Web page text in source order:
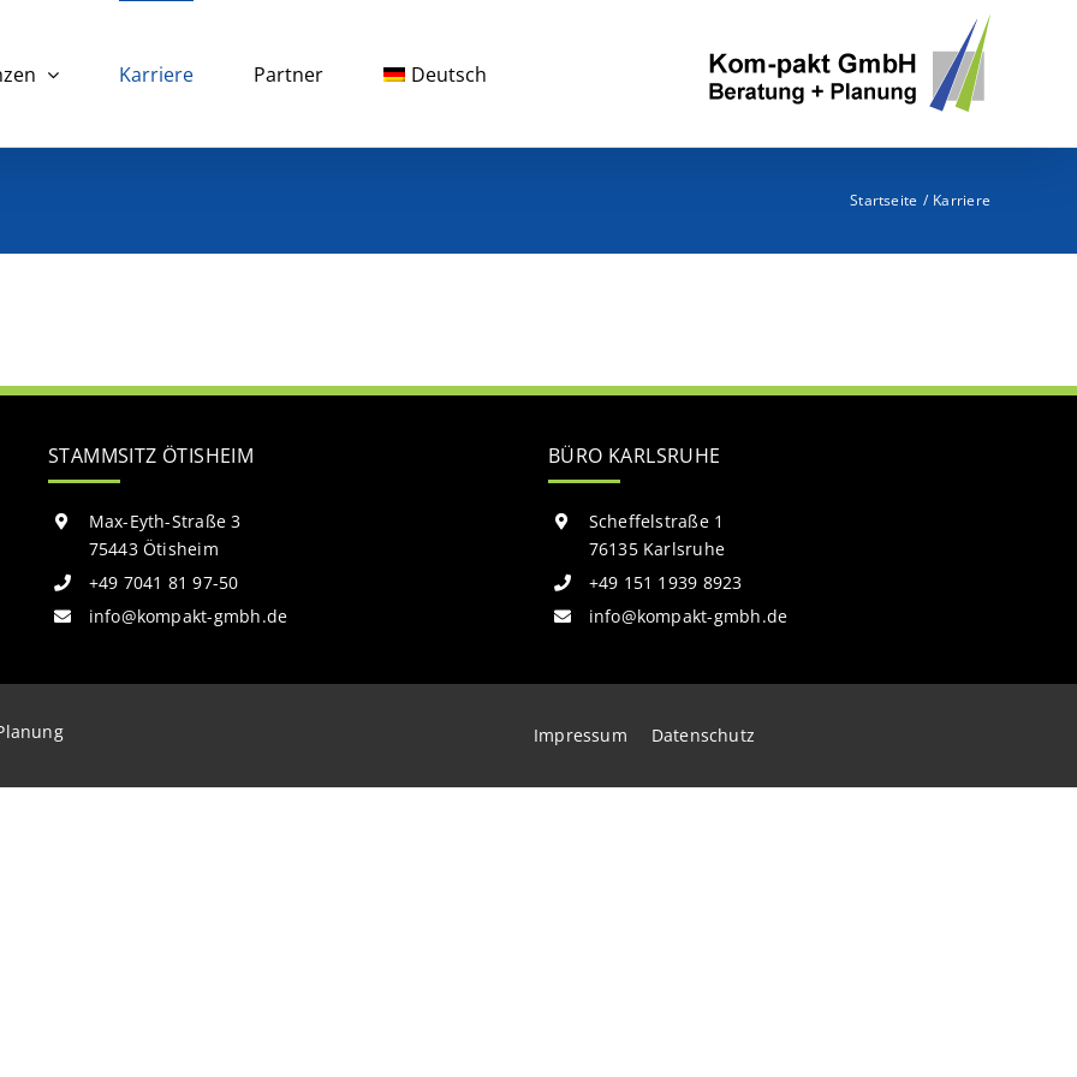
Karriere Partner Deutsch
Startseite Karriere
STAMMSITZ ÖTISHEIM
Max-Eyth-Straße 3
75443 Ötisheim
+49 7041 81 97-50
info@kompakt-gmbh.de
BÜRO KARLSRUHE
Scheffelstraße 1
76135 Karlsruhe
+49 151 1939 8923
info@kompakt-gmbh.de
Impressum Datenschutz